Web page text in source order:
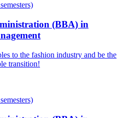
(BBA) in
to the fashion industry and be the
transition!